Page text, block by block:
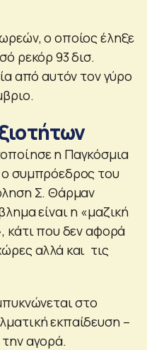
ο οποίος έληξε
ρεκόρ 93 δισ.
από αυτόν τον γύρο
η Παγκόσμια
συμπρόεδρος του
Σ. Θάρμαν
είναι η «μαζική
κάτι που δεν αφορά
αλλά και τις
στο
εκπαίδευση –
αγορά.